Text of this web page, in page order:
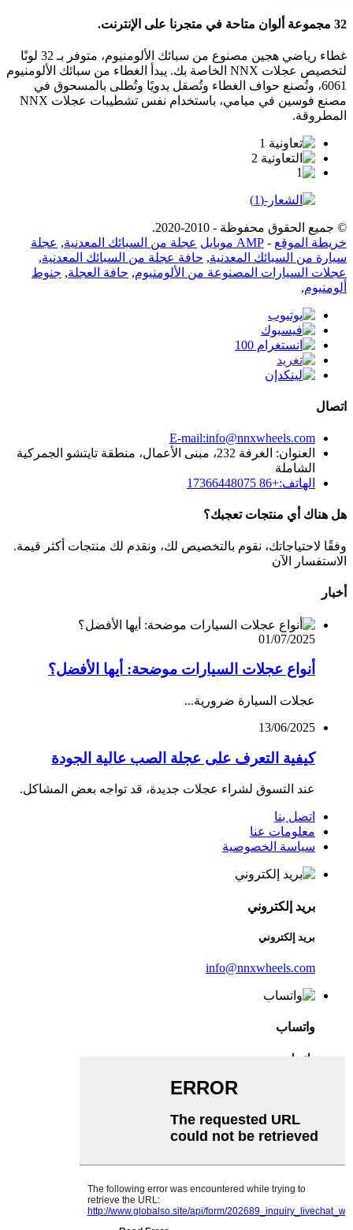
32 مجموعة ألوان متاحة في متجرنا على الإنترنت.
غطاء رياضي هجين مصنوع من سبائك الألومنيوم، متوفر بـ 32 لونًا
لتخصيص عجلات NNX الخاصة بك. يبدأ الغطاء من سبائك الألومنيوم
6061، وتُصنع حواف الغطاء وتُصقل يدويًا وتُطلى بالمسحوق في
مصنع فوسين في ميامي، باستخدام نفس تشطيبات عجلات NNX
المطروقة.
© جميع الحقوق محفوظة - 2010-2020.
خريطة الموقع - AMP موبايل عجلة من السبائك المعدنية, عجلة
سيارة من السبائك المعدنية, حافة عجلة من السبائك المعدنية,
عجلات السيارات المصنوعة من الألومنيوم, حافة العجلة, جنوط
ألومنيوم,
اتصال
E-mail:info@nnxwheels.com
العنوان: الغرفة 232، مبنى الأعمال، منطقة تايتشو الجمركية
الشاملة
الهاتف:+86 17366448075
هل هناك أي منتجات تعجبك؟
وفقًا لاحتياجاتك، نقوم بالتخصيص لك، ونقدم لك منتجات أكثر قيمة.
الاستفسار الآن
أخبار
01/07/2025
أنواع عجلات السيارات موضحة: أيها الأفضل؟
عجلات السيارة ضرورية...
13/06/2025
كيفية التعرف على عجلة الصب عالية الجودة
عند التسوق لشراء عجلات جديدة، قد تواجه بعض المشاكل.
اتصل بنا
معلومات عنا
سياسة الخصوصية
بريد إلكتروني
بريد إلكتروني
info@nnxwheels.com
واتساب
واتساب
وي تشات
English
French